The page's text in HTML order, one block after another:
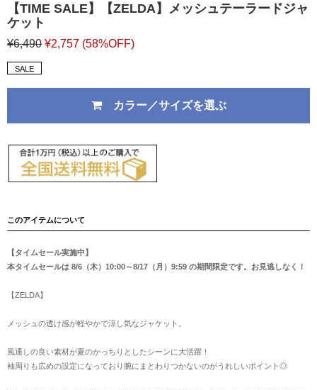
【TIME SALE】【ZELDA】メッシュテーラードジャ
ケット
¥6,490 ¥2,757 (58%OFF)
SALE
カラー／サイズを選ぶ
このアイテムについて
【タイムセール実施中】
本タイムセールは 8/6（木）10:00～8/17（月）9:59 の期間限定です。お見逃しなく！
【ZELDA】
メッシュの透け感が軽やかで涼し気なジャケット。
風通しの良い素材が夏のかっちりとしたシーンに大活躍！
袖周りも広めの設定になっており腕にまとわりつかないのがうれしいポイント◎